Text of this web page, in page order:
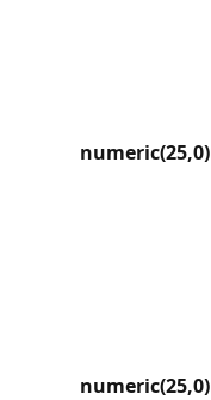
numeric(25,0)
numeric(25,0)